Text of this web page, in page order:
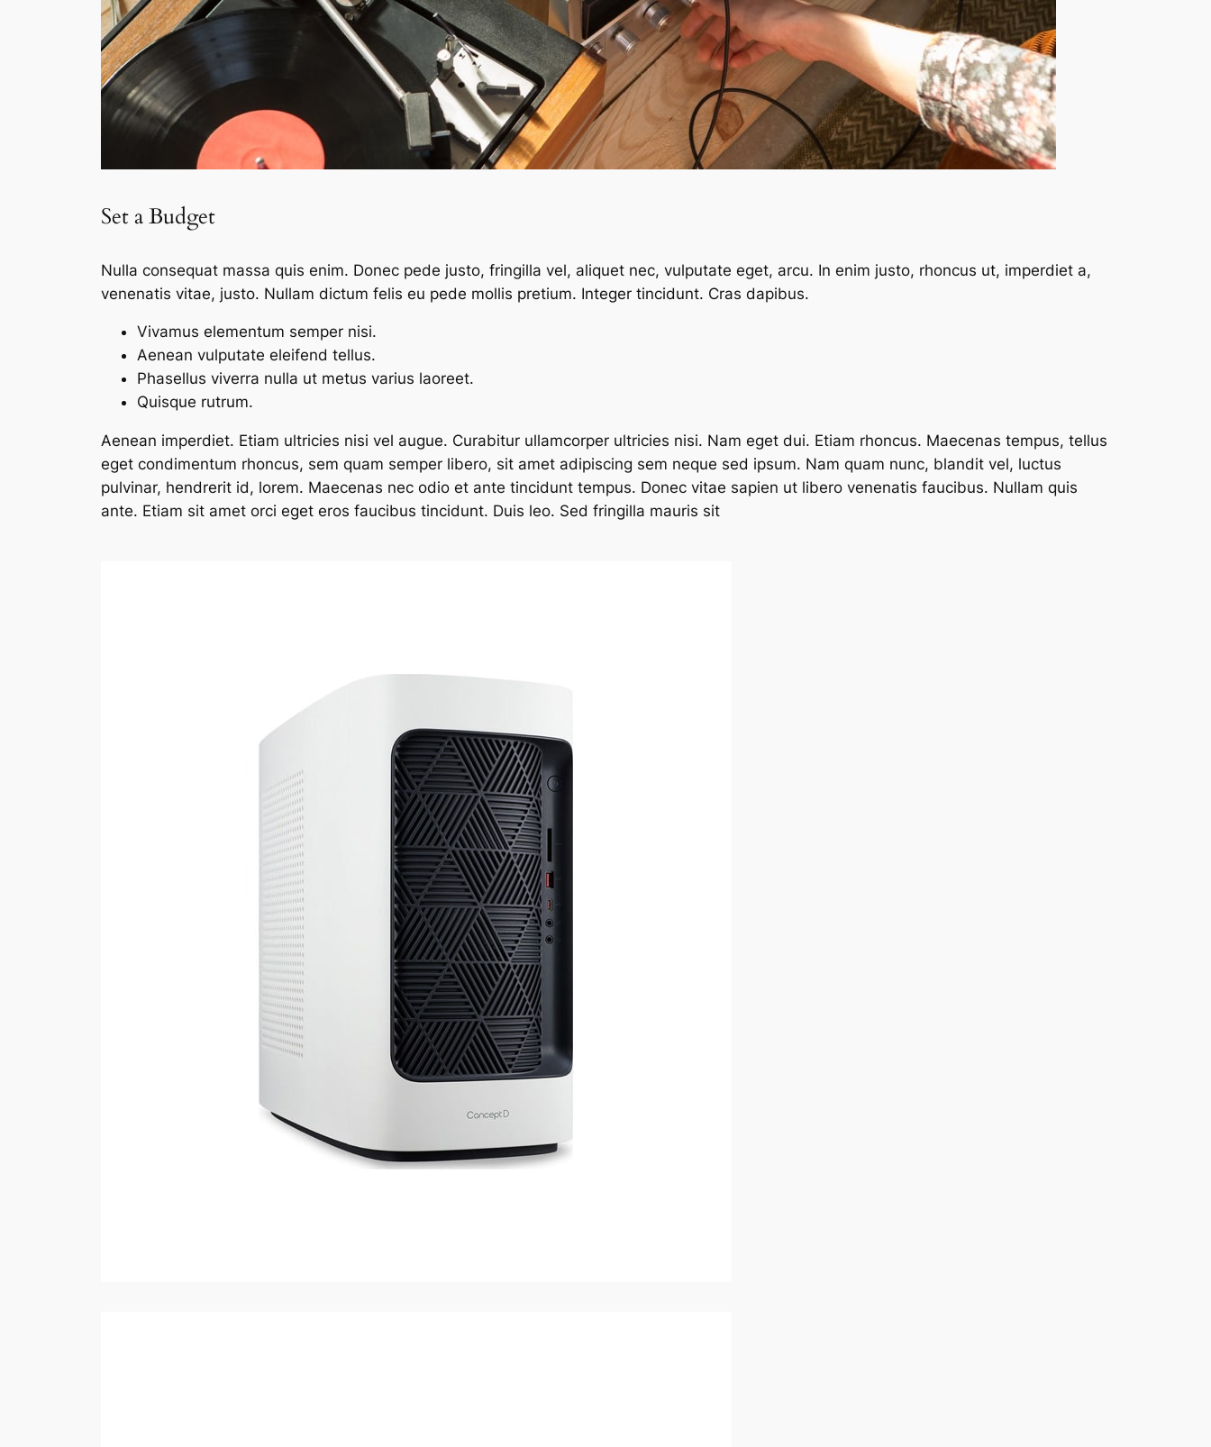
Set a Budget
Nulla consequat massa quis enim. Donec pede justo, fringilla vel, aliquet nec, vulputate eget, arcu. In enim justo, rhoncus ut, imperdiet a,
venenatis vitae, justo. Nullam dictum felis eu pede mollis pretium. Integer tincidunt. Cras dapibus.
Vivamus elementum semper nisi.
Aenean vulputate eleifend tellus.
Phasellus viverra nulla ut metus varius laoreet.
Quisque rutrum.
Aenean imperdiet. Etiam ultricies nisi vel augue. Curabitur ullamcorper ultricies nisi. Nam eget dui. Etiam rhoncus. Maecenas tempus, tellus
eget condimentum rhoncus, sem quam semper libero, sit amet adipiscing sem neque sed ipsum. Nam quam nunc, blandit vel, luctus
pulvinar, hendrerit id, lorem. Maecenas nec odio et ante tincidunt tempus. Donec vitae sapien ut libero venenatis faucibus. Nullam quis
ante. Etiam sit amet orci eget eros faucibus tincidunt. Duis leo. Sed fringilla mauris sit